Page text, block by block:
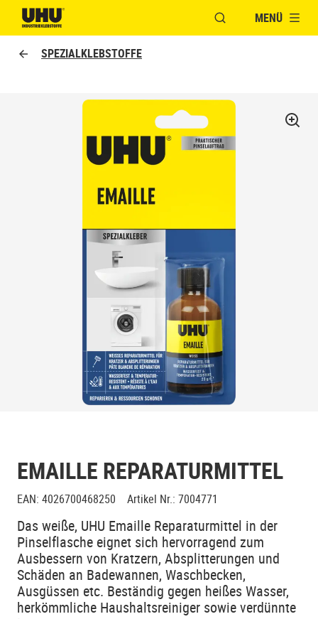
FENSTER FÜR DIE
MENÜ
SPEZIALKLEBSTOFFE
EMAILLE REPARATURMITTEL
EAN: 4026700468250 Artikel Nr.: 7004771
Das weiße, UHU Emaille Reparaturmittel in der
Pinselflasche eignet sich hervorragend zum
Ausbessern von Kratzern, Absplitterungen und
Schäden an Badewannen, Waschbecken,
Ausgüssen etc. Beständig gegen heißes Wasser,
herkömmliche Haushaltsreiniger sowie verdünnte